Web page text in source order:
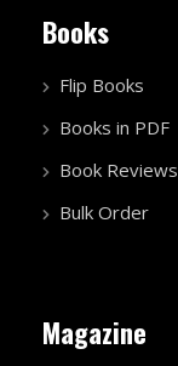
Books
Flip Books
Books in PDF
Book Reviews
Bulk Order
Magazine